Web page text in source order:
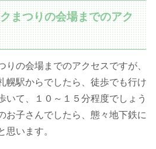
まつりの会場までのアク
りの会場までのアクセスですが、
幌駅からでしたら、徒歩でも行け
いて、１０～１５分程度でしょう
お子さんでしたら、態々地下鉄に
思います。